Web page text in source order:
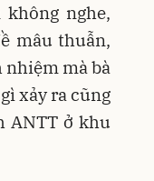
nghe,
mâu thuẫn,
mà bà
xảy ra cũng
ANTT ở khu